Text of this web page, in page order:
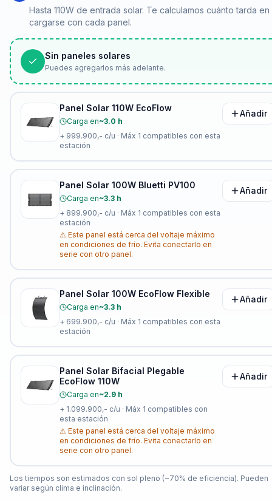
Hasta 110W de entrada solar. Te calculamos cuánto tarda en
cargarse con cada panel.
Sin paneles solares
Puedes agregarlos más adelante.
Panel Solar 110W EcoFlow
Carga en~3.0 h
+ 999.900,- c/u · Máx 1 compatibles con esta
estación
Añadir
Panel Solar 100W Bluetti PV100
Carga en~3.3 h
+ 899.900,- c/u · Máx 1 compatibles con esta
estación
⚠ Este panel está cerca del voltaje máximo
en condiciones de frío. Evita conectarlo en
serie con otro panel.
Añadir
Panel Solar 100W EcoFlow Flexible
Carga en~3.3 h
+ 699.900,- c/u · Máx 1 compatibles con esta
estación
Añadir
Panel Solar Bifacial Plegable
EcoFlow 110W
Carga en~2.9 h
+ 1.099.900,- c/u · Máx 1 compatibles con
esta estación
⚠ Este panel está cerca del voltaje máximo
en condiciones de frío. Evita conectarlo en
serie con otro panel.
Añadir
Los tiempos son estimados con sol pleno (~70% de eficiencia). Pueden
variar según clima e inclinación.